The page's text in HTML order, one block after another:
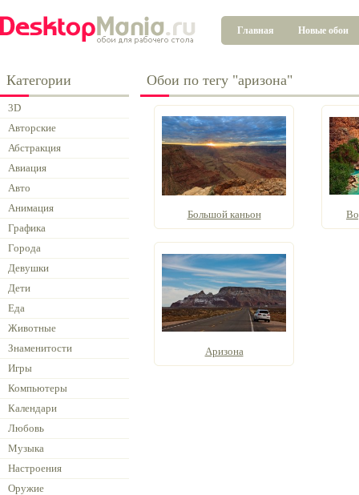
Главная Новые обои
Категории
3D
Авторские
Абстракция
Авиация
Авто
Анимация
Графика
Города
Девушки
Дети
Еда
Животные
Знаменитости
Игры
Компьютеры
Календари
Любовь
Музыка
Настроения
Оружие
Обои по тегу "аризона"
Большой каньон
Аризона